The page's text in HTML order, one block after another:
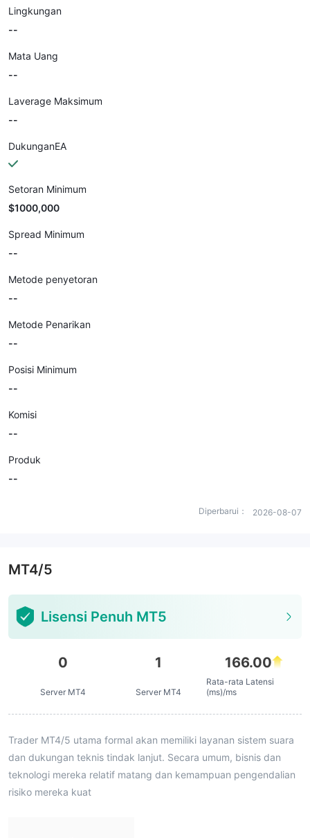
Lingkungan
--
Mata Uang
--
Laverage Maksimum
--
DukunganEA
Setoran Minimum
$1000,000
Spread Minimum
--
Metode penyetoran
--
Metode Penarikan
--
Posisi Minimum
--
Komisi
--
Produk
--
Diperbarui： 2026-08-07
MT4/5
Lisensi Penuh MT5
0
Server MT4
1
Server MT4
166.00
Rata-rata Latensi
(ms)/ms
Trader MT4/5 utama formal akan memiliki layanan sistem suara
dan dukungan teknis tindak lanjut. Secara umum, bisnis dan
teknologi mereka relatif matang dan kemampuan pengendalian
risiko mereka kuat